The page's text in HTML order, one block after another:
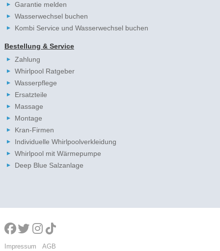
Garantie melden
Wasserwechsel buchen
Kombi Service und Wasserwechsel buchen
Bestellung & Service
Zahlung
Whirlpool Ratgeber
Wasserpflege
Ersatzteile
Massage
Montage
Kran-Firmen
Individuelle Whirlpoolverkleidung
Whirlpool mit Wärmepumpe
Deep Blue Salzanlage
Impressum AGB